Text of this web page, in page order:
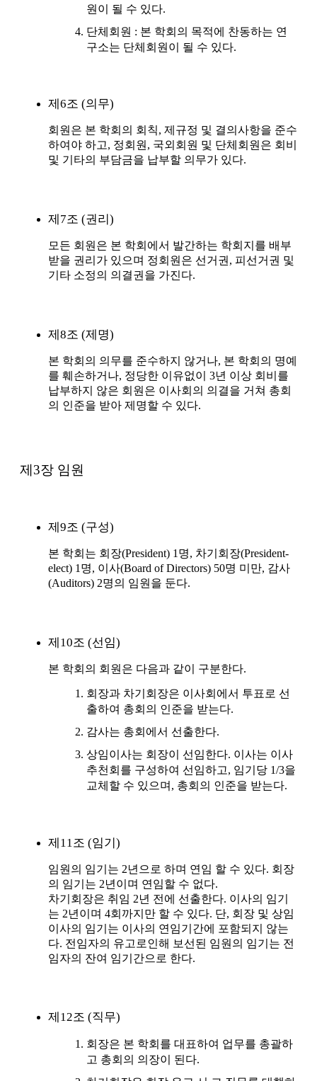
원이 될 수 있다.
단체회원 : 본 학회의 목적에 찬동하는 연
구소는 단체회원이 될 수 있다.
제6조 (의무)
회원은 본 학회의 회칙, 제규정 및 결의사항을 준수
하여야 하고, 정회원, 국외회원 및 단체회원은 회비
및 기타의 부담금을 납부할 의무가 있다.
제7조 (권리)
모든 회원은 본 학회에서 발간하는 학회지를 배부
받을 권리가 있으며 정회원은 선거권, 피선거권 및
기타 소정의 의결권을 가진다.
제8조 (제명)
본 학회의 의무를 준수하지 않거나, 본 학회의 명예
를 훼손하거나, 정당한 이유없이 3년 이상 회비를
납부하지 않은 회원은 이사회의 의결을 거쳐 총회
의 인준을 받아 제명할 수 있다.
제3장 임원
제9조 (구성)
본 학회는 회장(President) 1명, 차기회장(President‐
elect) 1명, 이사(Board of Directors) 50명 미만, 감사
(Auditors) 2명의 임원을 둔다.
제10조 (선임)
본 학회의 회원은 다음과 같이 구분한다.
회장과 차기회장은 이사회에서 투표로 선
출하여 총회의 인준을 받는다.
감사는 총회에서 선출한다.
상임이사는 회장이 선임한다. 이사는 이사
추천회를 구성하여 선임하고, 임기당 1/3을
교체할 수 있으며, 총회의 인준을 받는다.
제11조 (임기)
임원의 임기는 2년으로 하며 연임 할 수 있다. 회장
의 임기는 2년이며 연임할 수 없다.
차기회장은 취임 2년 전에 선출한다. 이사의 임기
는 2년이며 4회까지만 할 수 있다. 단, 회장 및 상임
이사의 임기는 이사의 연임기간에 포함되지 않는
다. 전임자의 유고로인해 보선된 임원의 임기는 전
임자의 잔여 임기간으로 한다.
제12조 (직무)
회장은 본 학회를 대표하여 업무를 총괄하
고 총회의 의장이 된다.